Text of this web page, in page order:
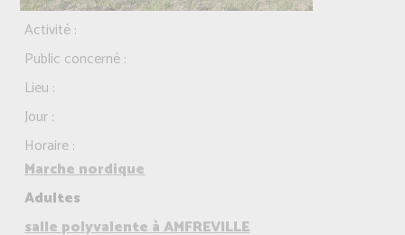
Activité :
Public concerné :
Lieu :
Jour :
Horaire :
Marche nordique
Adultes
salle polyvalente à AMFREVILLE